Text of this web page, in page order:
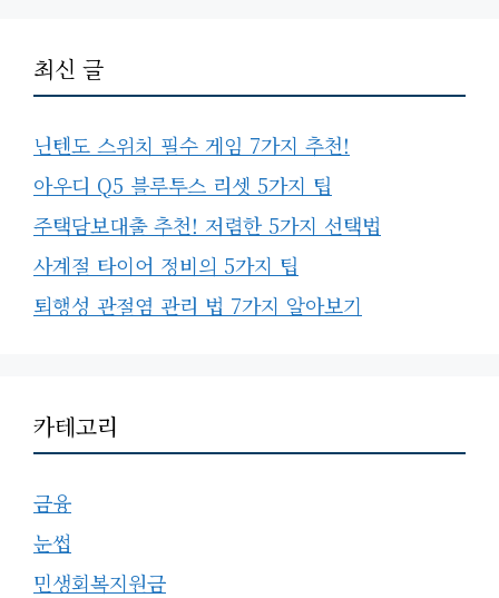
최신 글
닌텐도 스위치 필수 게임 7가지 추천!
아우디 Q5 블루투스 리셋 5가지 팁
주택담보대출 추천! 저렴한 5가지 선택법
사계절 타이어 정비의 5가지 팁
퇴행성 관절염 관리 법 7가지 알아보기
카테고리
금융
눈썹
민생회복지원금